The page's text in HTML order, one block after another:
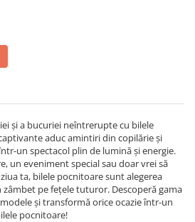
și a bucuriei neîntrerupte cu bilele
aduc amintiri din copilărie și
un spectacol plin de lumină și energie.
un eveniment special sau doar vrei să
ta, bilele pocnitoare sunt alegerea
pe fețele tuturor. Descoperă gama
și transformă orice ocazie într-un
pocnitoare!